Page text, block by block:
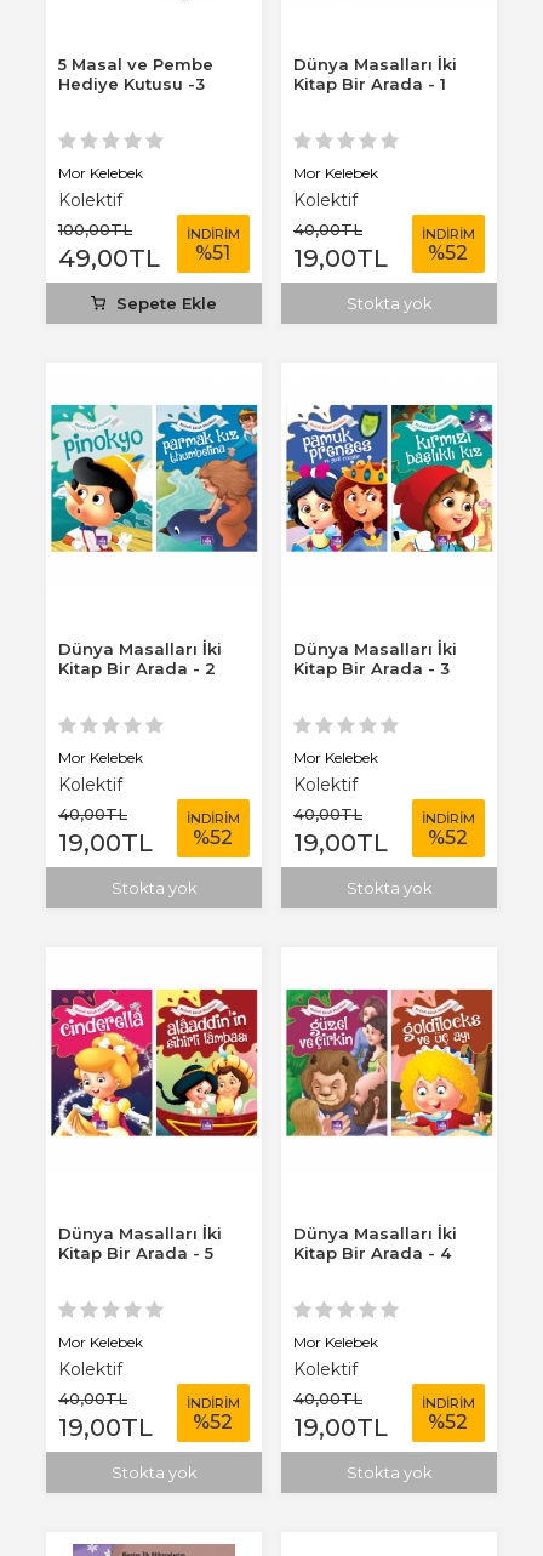
5 Masal ve Pembe
Hediye Kutusu -3
Mor Kelebek
Kolektif
100,00TL
49,00TL
İNDİRİM
%51
Sepete Ekle
Dünya Masalları İki
Kitap Bir Arada - 1
Mor Kelebek
Kolektif
40,00TL
19,00TL
İNDİRİM
%52
Stokta yok
Dünya Masalları İki
Kitap Bir Arada - 2
Mor Kelebek
Kolektif
40,00TL
19,00TL
İNDİRİM
%52
Stokta yok
Dünya Masalları İki
Kitap Bir Arada - 3
Mor Kelebek
Kolektif
40,00TL
19,00TL
İNDİRİM
%52
Stokta yok
Dünya Masalları İki
Kitap Bir Arada - 5
Mor Kelebek
Kolektif
40,00TL
19,00TL
İNDİRİM
%52
Stokta yok
Dünya Masalları İki
Kitap Bir Arada - 4
Mor Kelebek
Kolektif
40,00TL
19,00TL
İNDİRİM
%52
Stokta yok